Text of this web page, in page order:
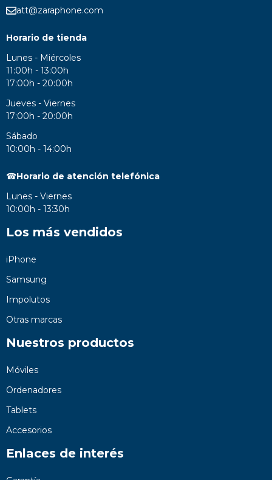
att@zaraphone.com
Horario de tienda
Lunes - Miércoles
11:00h - 13:00h
17:00h - 20:00h
Jueves - Viernes
17:00h - 20:00h
Sábado
10:00h - 14:00h
☎Horario de atención telefónica
Lunes - Viernes
10:00h - 13:30h
Los más vendidos
iPhone
Samsung
Impolutos
Otras marcas
Nuestros productos
Móviles
Ordenadores
Tablets
Accesorios
Enlaces de interés